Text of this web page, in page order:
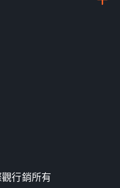
行銷所有